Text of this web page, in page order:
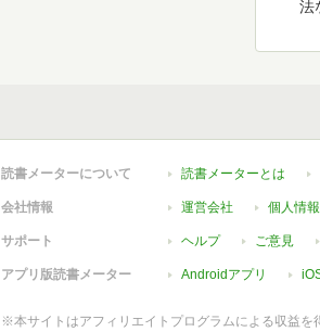
法
読書メーターについて 読書メーターとは
会社情報 運営会社 個人情
サポート ヘルプ ご意見
アプリ版読書メーター Androidアプリ
※本サイトはアフィリエイトプログラムによる収益を